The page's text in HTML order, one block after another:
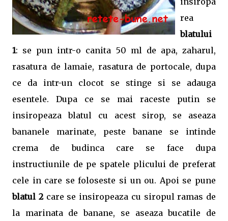
rea
blatului
1: se pun intr-o canita 50 ml de apa, zaharul,
rasatura de lamaie, rasatura de portocale, dupa
ce da intr-un clocot se stinge si se adauga
esentele. Dupa ce se mai raceste putin se
insiropeaza blatul cu acest sirop, se aseaza
bananele marinate, peste banane se intinde
crema de budinca care se face dupa
instructiunile de pe spatele plicului de preferat
cele in care se foloseste si un ou. Apoi se pune
blatul 2care se insiropeaza cu siropul ramas de
la marinata de banane, se aseaza bucatile de